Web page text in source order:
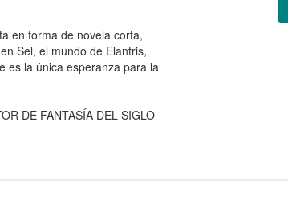
en forma de novela corta,
Sel, el mundo de Elantris,
es la única esperanza para la
DE FANTASÍA DEL SIGLO